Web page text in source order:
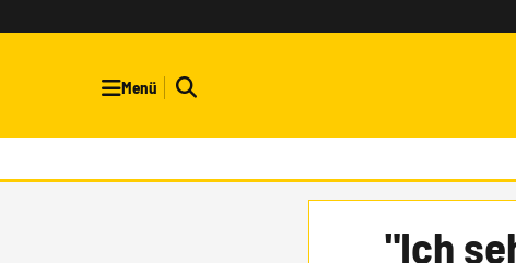
Menü
"Ich